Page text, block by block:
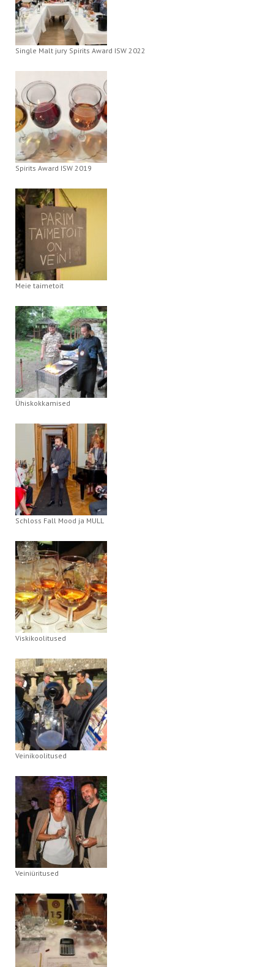
Single Malt jury Spirits Award ISW 2022
Spirits Award ISW 2019
Meie taimetoit
Ühiskokkamised
Schloss Fall Mood ja MULL
Viskikoolitused
Veinikoolitused
Veiniüritused